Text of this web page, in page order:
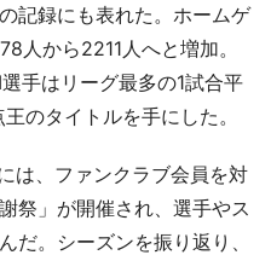
記録にも表れた。ホームゲ
人から2211人へと増加。
手はリーグ最多の1試合平
のタイトルを手にした。
は、ファンクラブ会員を対
祭」が開催され、選手やス
だ。シーズンを振り返り、